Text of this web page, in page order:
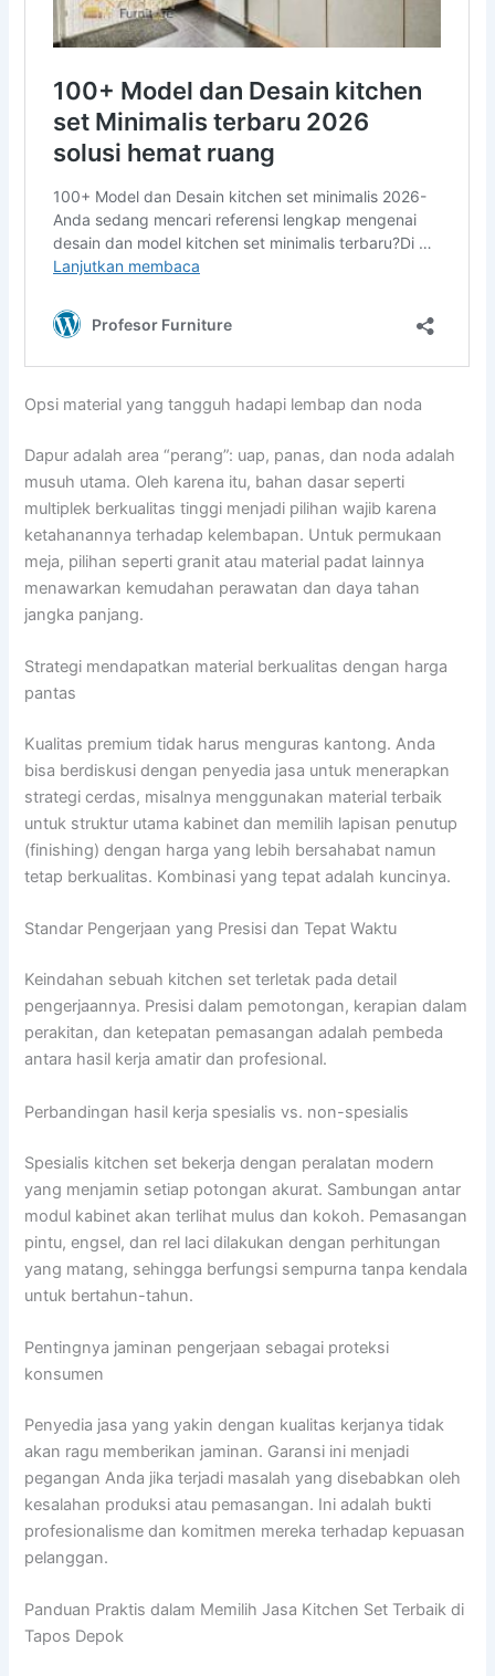
Opsi material yang tangguh hadapi lembap dan noda
Dapur adalah area “perang”: uap, panas, dan noda adalah
musuh utama. Oleh karena itu, bahan dasar seperti
multiplek berkualitas tinggi menjadi pilihan wajib karena
ketahanannya terhadap kelembapan. Untuk permukaan
meja, pilihan seperti granit atau material padat lainnya
menawarkan kemudahan perawatan dan daya tahan
jangka panjang.
Strategi mendapatkan material berkualitas dengan harga
pantas
Kualitas premium tidak harus menguras kantong. Anda
bisa berdiskusi dengan penyedia jasa untuk menerapkan
strategi cerdas, misalnya menggunakan material terbaik
untuk struktur utama kabinet dan memilih lapisan penutup
(finishing) dengan harga yang lebih bersahabat namun
tetap berkualitas. Kombinasi yang tepat adalah kuncinya.
Standar Pengerjaan yang Presisi dan Tepat Waktu
Keindahan sebuah kitchen set terletak pada detail
pengerjaannya. Presisi dalam pemotongan, kerapian dalam
perakitan, dan ketepatan pemasangan adalah pembeda
antara hasil kerja amatir dan profesional.
Perbandingan hasil kerja spesialis vs. non-spesialis
Spesialis kitchen set bekerja dengan peralatan modern
yang menjamin setiap potongan akurat. Sambungan antar
modul kabinet akan terlihat mulus dan kokoh. Pemasangan
pintu, engsel, dan rel laci dilakukan dengan perhitungan
yang matang, sehingga berfungsi sempurna tanpa kendala
untuk bertahun-tahun.
Pentingnya jaminan pengerjaan sebagai proteksi
konsumen
Penyedia jasa yang yakin dengan kualitas kerjanya tidak
akan ragu memberikan jaminan. Garansi ini menjadi
pegangan Anda jika terjadi masalah yang disebabkan oleh
kesalahan produksi atau pemasangan. Ini adalah bukti
profesionalisme dan komitmen mereka terhadap kepuasan
pelanggan.
Panduan Praktis dalam Memilih Jasa Kitchen Set Terbaik di
Tapos Depok